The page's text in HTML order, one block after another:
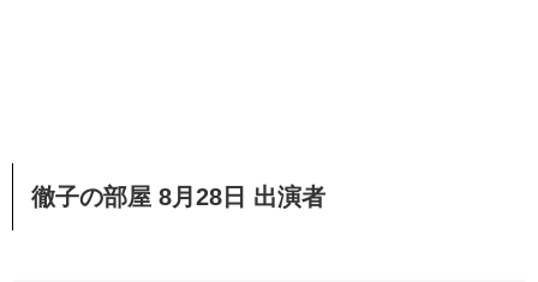
徹子の部屋 8月28日 出演者